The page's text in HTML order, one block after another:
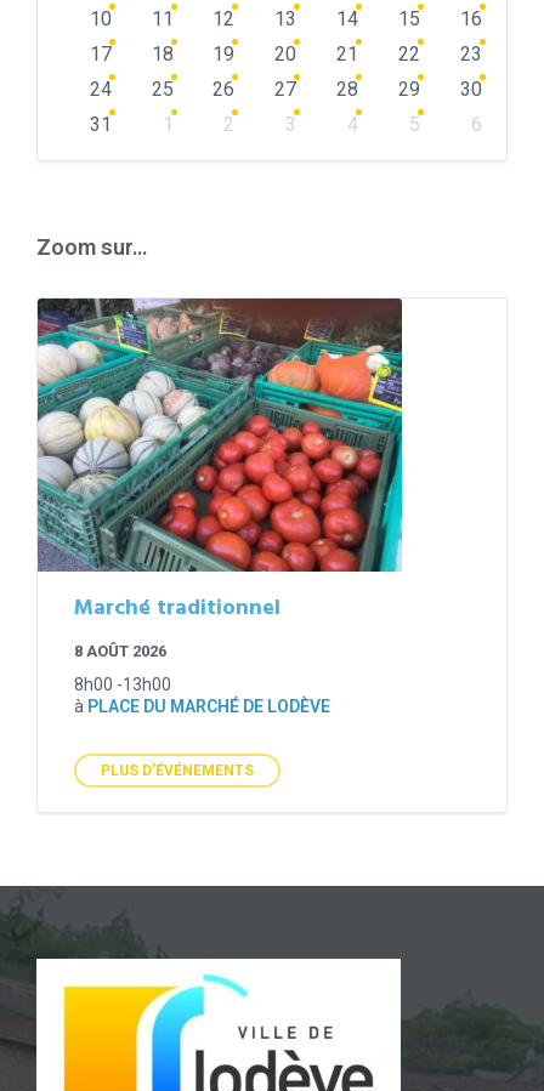
10
11 12 13 14 15
16
17
18 19 20 21 22
23
24
25 26 27 28 29
30
31
1 2 3 4 5
6
Zoom sur…
Marché traditionnel
8 AOÛT 2026
8h00 -13h00
à PLACE DU MARCHÉ DE LODÈVE
PLUS D'ÉVÉNEMENTS